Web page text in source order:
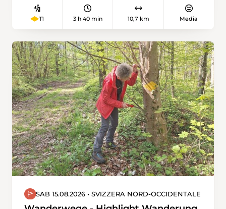
die Gastlosen-Kette.
T1 3 h 40 min 10,7 km Media
SAB 15.08.2026 • SVIZZERA NORD-OCCIDENTALE